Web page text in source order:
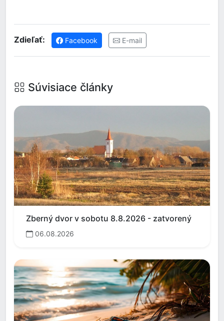
Zdieľať: Facebook E-mail
Súvisiace články
Zberný dvor v sobotu 8.8.2026 - zatvorený
06.08.2026